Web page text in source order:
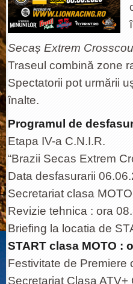
Secaș Extrem
Traseul combină zone
Spectatorii pot urmării
înalte.
Programul de
Etapa IV-a C.N.I.R.
“Brazii Secas Extrem
Data desfasurarii
Secretariat clasa
Revizie tehnica : ora
Briefing la locatia de
START clasa MOTO :
Festivitate de Premiere
Secretariat Clasa